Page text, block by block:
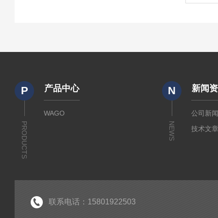
P
PRODUCTS
产品中心
WAGO
N
NEWS
新闻
公司新
技术文
联系电话：15801922503